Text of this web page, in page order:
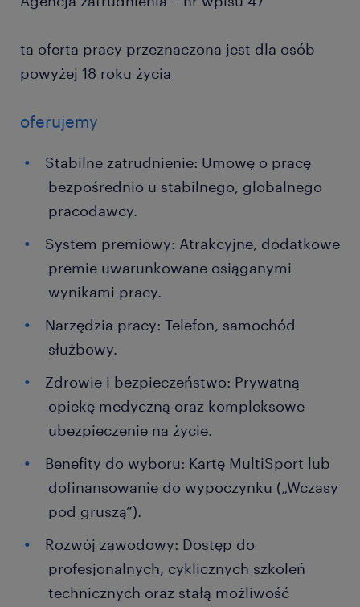
ta oferta pracy przeznaczona jest dla osób
powyżej 18 roku życia
oferujemy
Stabilne zatrudnienie: Umowę o pracę
bezpośrednio u stabilnego, globalnego
pracodawcy.
System premiowy: Atrakcyjne, dodatkowe
premie uwarunkowane osiąganymi
wynikami pracy.
Narzędzia pracy: Telefon, samochód
służbowy.
Zdrowie i bezpieczeństwo: Prywatną
opiekę medyczną oraz kompleksowe
ubezpieczenie na życie.
Benefity do wyboru: Kartę MultiSport lub
dofinansowanie do wypoczynku („Wczasy
pod gruszą”).
Rozwój zawodowy: Dostęp do
profesjonalnych, cyklicznych szkoleń
technicznych oraz stałą możliwość